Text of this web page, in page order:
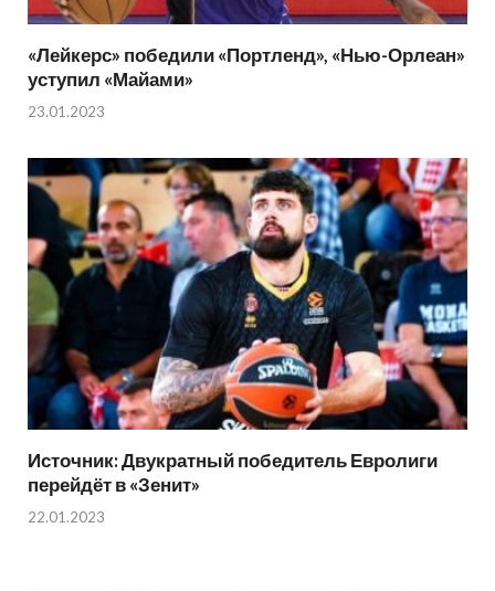
«Лейкерс» победили «Портленд», «Нью-Орлеан»
уступил «Майами»
23.01.2023
Источник: Двукратный победитель Евролиги
перейдёт в «Зенит»
22.01.2023